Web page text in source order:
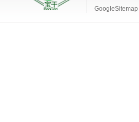
GoogleSitemap